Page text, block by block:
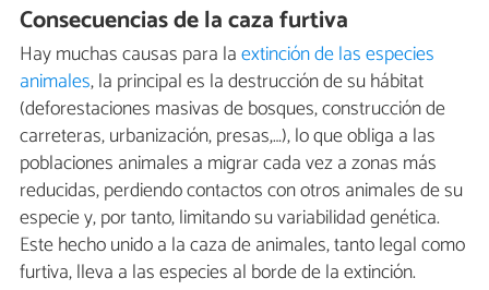
Consecuencias de la caza furtiva
Hay muchas causas para laextinción de las especies
animales, la principal es la destrucción de su hábitat
(deforestaciones masivas de bosques, construcción de
carreteras, urbanización, presas,…), lo que obliga a las
poblaciones animales a migrar cada vez a zonas más
reducidas, perdiendo contactos con otros animales de su
especie y, por tanto, limitando su variabilidad genética.
Este hecho unido a la caza de animales, tanto legal como
furtiva, lleva a las especies al borde de la extinción.